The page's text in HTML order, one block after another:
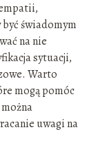
świadomym
na nie
sytuacji,
Warto
mogą pomóc
uwagi na